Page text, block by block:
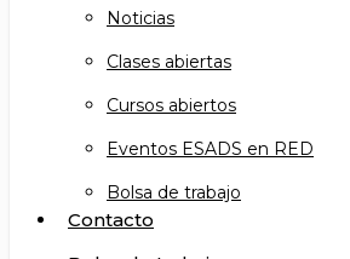
Noticias
Clases abiertas
Cursos abiertos
Eventos ESADS en RED
Bolsa de trabajo
Contacto